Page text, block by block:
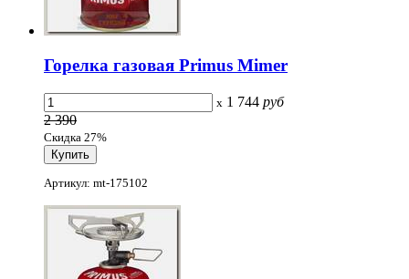
Горелка газовая Primus Mimer
x 1 744 руб
2 390
Скидка 27%
Артикул: mt-175102